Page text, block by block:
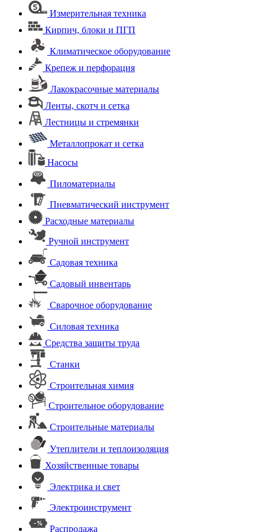
Измерительная техника
Кирпич, блоки и ПГП
Климатическое оборудование
Крепеж и перфорация
Лакокрасочные материалы
Ленты, скотч и сетка
Лестницы и стремянки
Металлопрокат и сетка
Насосы
Пиломатериалы
Пневматический инструмент
Расходные материалы
Ручной инструмент
Садовая техника
Садовый инвентарь
Сварочное оборудование
Силовая техника
Средства защиты труда
Станки
Строительная химия
Строительное оборудование
Строительные материалы
Утеплители и теплоизоляция
Хозяйственные товары
Электрика и свет
Электроинструмент
Распродажа